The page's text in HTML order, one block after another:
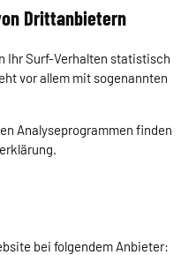
Dritt­anbietern
Ihr Surf-Verhalten statistisch
vor allem mit sogenannten
Analyseprogrammen finden
bei folgendem Anbieter: